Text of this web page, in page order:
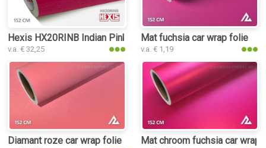
Hexis HX20RINB Indian Pink Gloss car wrap folie
v.a. € 32,25
Mat fuchsia car wrap folie
v.a. € 1,19
Diamant roze car wrap folie Mat chroom fuchsia car wrap